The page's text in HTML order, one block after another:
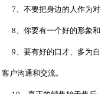
7、不要把身边的人作为对
8、你要有一个好的形象和
9、要有好的口才、多为自
客户沟通和交流。